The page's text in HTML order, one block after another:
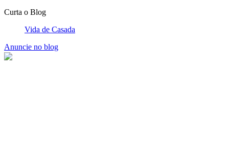
Curta o Blog
Vida de Casada
Anuncie no blog